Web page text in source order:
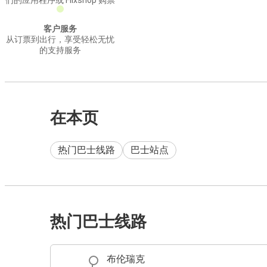
客户服务
从订票到出行，享受轻松无忧
的支持服务
在本页
热门巴士线路 巴士站点
热门巴士线路
布伦瑞克